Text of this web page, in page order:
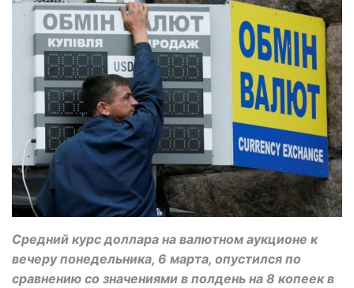
Средний курс доллара на валютном аукционе к
вечеру понедельника, 6 марта, опустился по
сравнению со значениями в полдень на 8 копеек в